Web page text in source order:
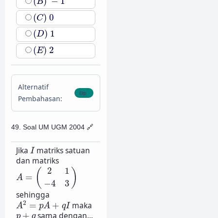
(C) 0
(C)0
(D) 1
(D)1
(E) 2
(E)2
Alternatif
Pembahasan:
49. Soal UM UGM 2004 🔗
Jika I
Imatriks satuan
dan matriks
A = ( 2
1
−4 3 )
A=( 21−43)
sehingga
A2 = pA + qI
A2=pA+ I maka
p + q
p+ q sama dengan...